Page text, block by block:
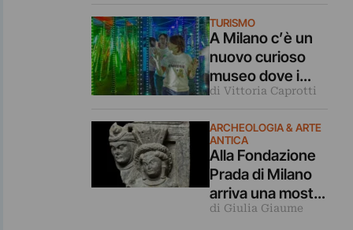
dell’arte in
mostra a Milano
TURISMO
A Milano c’è un
nuovo curioso
museo dove i
nostri cinque
ingannati
di Vittoria Caprotti
ARCHEOLOGIA & ARTE
ANTICA
Alla Fondazione
Prada di Milano
arriva una mostra
archeologica
di Giulia Giaume